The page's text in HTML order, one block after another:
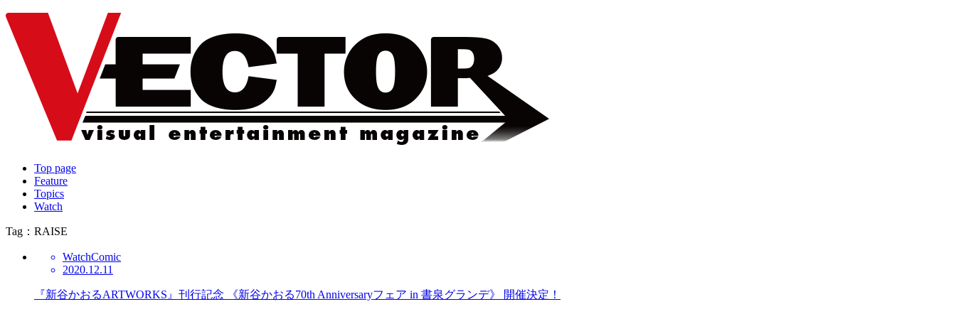
Top page
Feature
Topics
Watch
Tag：RAISE
WatchComic
2020.12.11
『新谷かおるARTWORKS』刊行記念 《新谷かおる70th Anniversaryフェア in 書泉グランデ》 開催決定！